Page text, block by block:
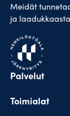
Meidät
ja
Palvelut
Toimialat